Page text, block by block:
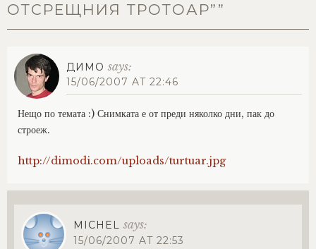
ОТСРЕЩНИЯ ТРОТОАР” ”
ДИМО says:
15/06/2007 AT 22:46
Нещо по темата :) Снимката е от преди няколко дни, пак до
строеж.
http://dimodi.com/uploads/turtuar.jpg
MICHEL says:
15/06/2007 AT 22:53